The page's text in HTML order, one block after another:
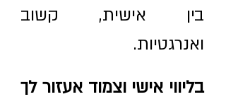
בין אישית, קשוב
ואנרגטיות.
בליווי אישי וצמוד אעזור לך